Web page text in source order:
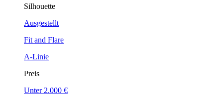
Silhouette
Ausgestellt
Fit and Flare
A-Linie
Preis
Unter 2.000 €